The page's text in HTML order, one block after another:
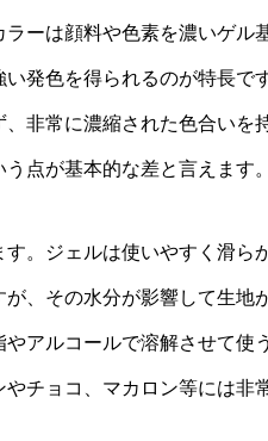
ーは顔料や色素を濃いゲル
発色を得られるのが特長で
非常に濃縮された色合いを
点が基本的な差と言えます。
。ジェルは使いやすく滑ら
、その水分が影響して生地
アルコールで溶解させて使
チョコ、マカロン等には非